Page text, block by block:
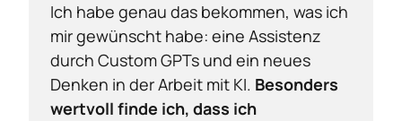
Ich habe genau das bekommen, was ich
mir gewünscht habe: eine Assistenz
durch Custom GPTs und ein neues
Denken in der Arbeit mit KI. Besonders
wertvoll finde ich, dass ich